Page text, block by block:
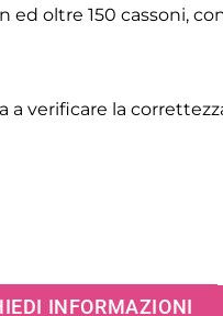
oltre 150 cassoni,
verificare la
INFORMAZIONI